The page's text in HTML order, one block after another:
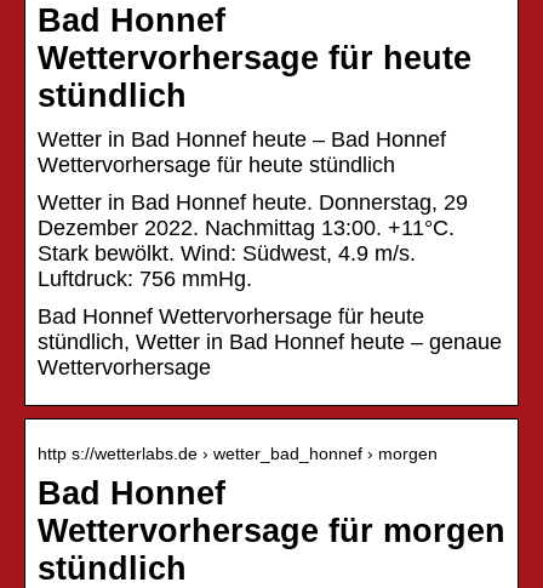
Bad Honnef
Wettervorhersage für heute
stündlich
Wetter in Bad Honnef heute – Bad Honnef
Wettervorhersage für heute stündlich
Wetter in Bad Honnef heute. Donnerstag, 29
Dezember 2022. Nachmittag 13:00. +11°C.
Stark bewölkt. Wind: Südwest, 4.9 m/s.
Luftdruck: 756 mmHg.
Bad Honnef Wettervorhersage für heute
stündlich, Wetter in Bad Honnef heute – genaue
Wettervorhersage
http s://wetterlabs.de › wetter_bad_honnef › morgen
Bad Honnef
Wettervorhersage für morgen
stündlich